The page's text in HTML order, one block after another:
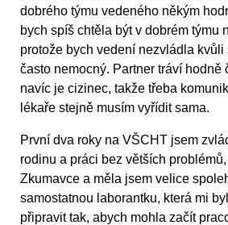
dobrého týmu vedeného někým
bych spíš chtěla být v dobrém týmu
protože bych vedení nezvládla kvůli
často nemocný. Partner tráví hodně
navíc je cizinec, takže třeba
lékaře stejně musím vyřídit sama.
První dva roky na VŠCHT jsem
rodinu a práci bez větších
Zkumavce a měla jsem velice
samostatnou laborantku, která mi
připravit tak, abych mohla začít